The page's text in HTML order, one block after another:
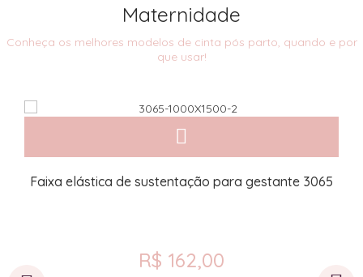
Maternidade
Conheça os melhores modelos de cinta pós parto, quando e por
que usar!
Faixa elástica de sustentação para gestante 3065
R$ 162,00